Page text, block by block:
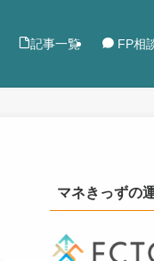
記事一覧 FP相
マネきっずの